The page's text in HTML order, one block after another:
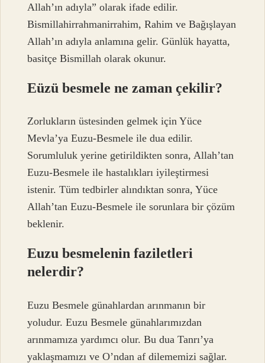
Allah’ın adıyla” olarak ifade edilir.
Bismillahirrahmanirrahim, Rahim ve Bağışlayan
Allah’ın adıyla anlamına gelir. Günlük hayatta,
basitçe Bismillah olarak okunur.
Eüzü besmele ne zaman çekilir?
Zorlukların üstesinden gelmek için Yüce
Mevla’ya Euzu-Besmele ile dua edilir.
Sorumluluk yerine getirildikten sonra, Allah’tan
Euzu-Besmele ile hastalıkları iyileştirmesi
istenir. Tüm tedbirler alındıktan sonra, Yüce
Allah’tan Euzu-Besmele ile sorunlara bir çözüm
beklenir.
Euzu besmelenin faziletleri
nelerdir?
Euzu Besmele günahlardan arınmanın bir
yoludur. Euzu Besmele günahlarımızdan
arınmamıza yardımcı olur. Bu dua Tanrı’ya
yaklaşmamızı ve O’ndan af dilememizi sağlar.